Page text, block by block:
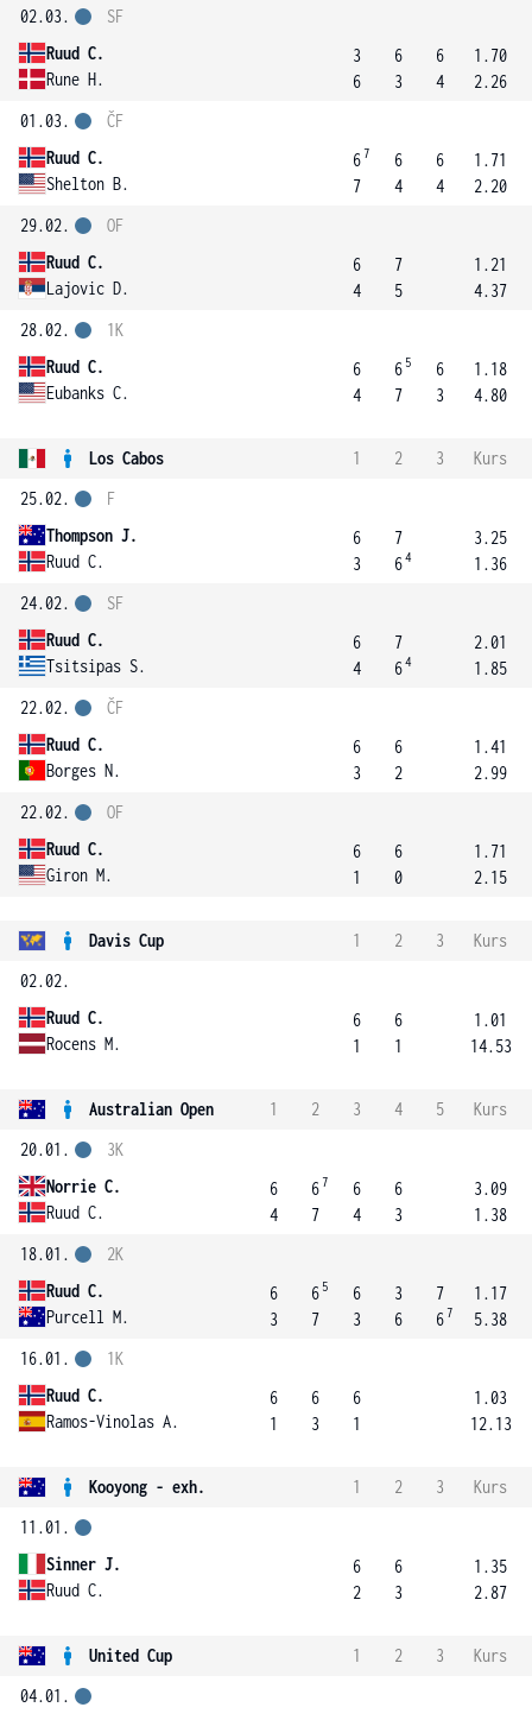
02.03.
Ruud C.
Rune H.
SF
3
6
6
3
6
4
1.70
2.26
01.03.
Ruud C.
Shelton B.
ČF
67
7
6
4
6
4
1.71
2.20
29.02.
Ruud C.
Lajovic D.
OF
6
4
7
5
1.21
4.37
28.02.
Ruud C.
Eubanks C.
1K
6
4
6 5
7
6
3
1.18
4.80
Los Cabos 1 2 3
Kurs
25.02.
Thompson J.
Ruud C.
F
6
3
7
64
3.25
1.36
24.02.
Ruud C.
Tsitsipas S.
SF
6
4
7
64
2.01
1.85
22.02.
Ruud C.
Borges N.
ČF
6
3
6
2
1.41
2.99
22.02.
Ruud C.
Giron M.
OF
6
1
6
0
1.71
2.15
Davis Cup 1 2 3
Kurs
02.02.
Ruud C.
Rocens M.
6
1
6
1
1.01
14.53
Australian Open 1 2 3 4 5
Kurs
20.01.
Norrie C.
Ruud C.
3K
6
4
67
7
6
4
6
3
3.09
1.38
18.01.
Ruud C.
Purcell M.
2K
6
3
6 5
7
6
3
3
6
7
67
1.17
5.38
16.01.
Ruud C.
Ramos-Vinolas A.
1K
6
1
6
3
6
1
1.03
12.13
Kooyong - exh. 1 2 3
Kurs
11.01.
Sinner J.
Ruud C.
6
2
6
3
1.35
2.87
United Cup 1 2 3
Kurs
04.01.